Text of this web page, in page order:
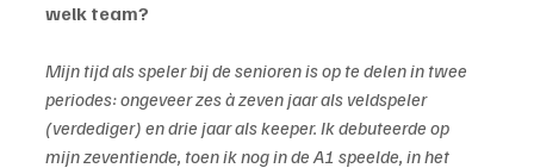
welk team?
Mijn tijd als speler bij de senioren is op te delen in twee
periodes: ongeveer zes à zeven jaar als veldspeler
(verdediger) en drie jaar als keeper. Ik debuteerde op
mijn zeventiende, toen ik nog in de A1 speelde, in het